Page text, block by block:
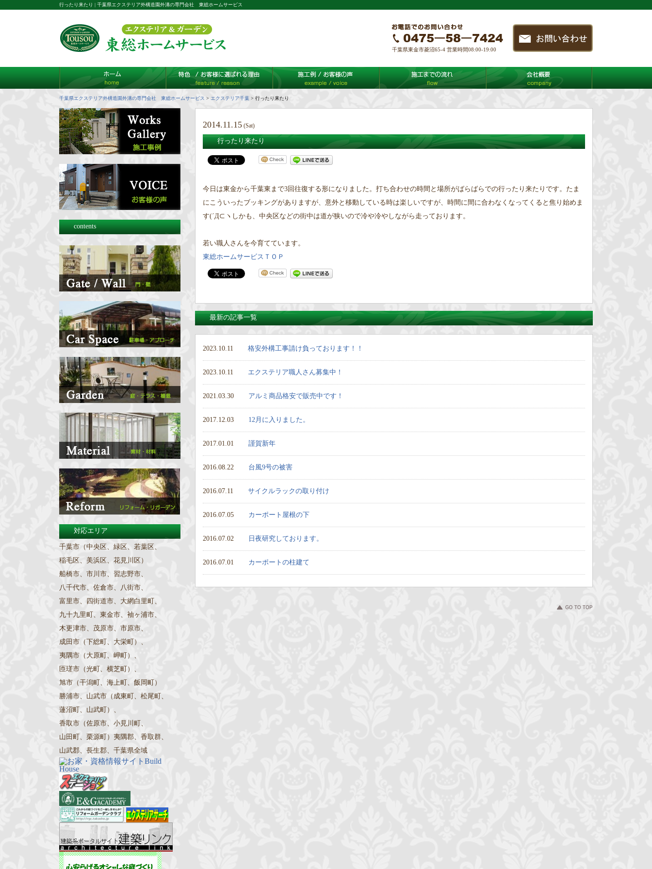
行ったり来たり | 千葉県エクステリア外構造園外溝の専門会社 東総ホームサービス
千葉県東金市菱沼65-4 営業時間08:00-19:00
千葉県エクステリア外構造園外溝の専門会社 東総ホームサービス > エクステリア千葉 > 行ったり来たり
2014.11.15 (Sat)
行ったり来たり
今日は東金から千葉東まで3回往復する形になりました。打ち合わせの時間と場所がばらばらでの行ったり来たりです。たま
にこういったブッキングがありますが、意外と移動している時は楽しいですが、時間に間に合わなくなってくると焦り始めま
す(´Д⊂ヽしかも、中央区などの街中は道が狭いので冷や冷やしながら走っております。
若い職人さんを今育てています。
東総ホームサービスＴＯＰ
最新の記事一覧
2023.10.11 格安外構工事請け負っております！！
2023.10.11 エクステリア職人さん募集中！
2021.03.30 アルミ商品格安で販売中です！
2017.12.03 12月に入りました。
2017.01.01 謹賀新年
2016.08.22 台風9号の被害
2016.07.11 サイクルラックの取り付け
2016.07.05 カーポート屋根の下
2016.07.02 日夜研究しております。
2016.07.01 カーポートの柱建て
contents
対応エリア
千葉市（中央区、緑区、若葉区、
稲毛区、美浜区、花見川区）
船橋市、市川市、習志野市、
八千代市、佐倉市、八街市、
富里市、四街道市、大網白里町、
九十九里町、東金市、袖ヶ浦市、
木更津市、茂原市、市原市、
成田市（下総町、大栄町）、
夷隅市（大原町、岬町）、
匝瑳市（光町、横芝町）、
旭市（干潟町、海上町、飯岡町）
勝浦市、山武市（成東町、松尾町、
蓮沼町、山武町）、
香取市（佐原市、小見川町、
山田町、栗源町）夷隅郡、香取群、
山武郡、長生郡、千葉県全域